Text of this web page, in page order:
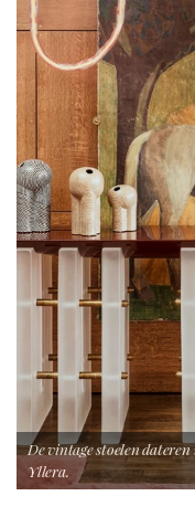
De vintage stoelen
Yllera.